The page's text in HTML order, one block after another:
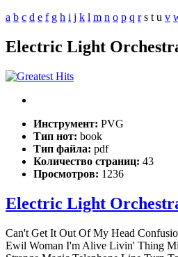
a b c d e f g h i j k l m n o p q r s t u v
Electric Light
Инструмент: PVG
Тип нот: book
Тип файла: pdf
Количество страниц: 43
Просмотров: 1236
Electric Light
Can't Get It Out Of My Head
Ewil Woman I'm Alive Livin' Thing